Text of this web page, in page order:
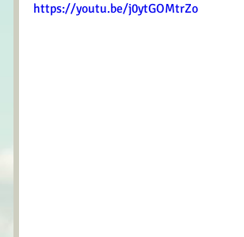
https://youtu.be/j0ytGOMtrZo